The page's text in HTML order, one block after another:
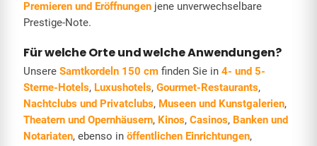
Premieren und Eröffnungen jene unverwechselbare
Prestige-Note.
Für welche Orte und welche Anwendungen?
Unsere Samtkordeln 150 cm finden Sie in 4- und 5-
Sterne-Hotels, Luxushotels, Gourmet-Restaurants,
Nachtclubs und Privatclubs, Museen und Kunstgalerien,
Theatern und Opernhäusern, Kinos, Casinos, Banken und
Notariaten, ebenso in öffentlichen Einrichtungen,